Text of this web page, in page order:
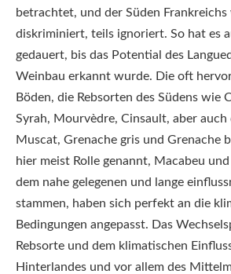
betrachtet, und der Süden
diskriminiert, teils ignoriert. So hat es
gedauert, bis das Potential des
Weinbau erkannt wurde. Die oft
Böden, die Rebsorten des Südens wie
Syrah, Mourvèdre, Cinsault, aber
Muscat, Grenache gris und Grenache
hier meist Rolle genannt, Macabeu
dem nahe gelegenen und lange
stammen, haben sich perfekt an die
Bedingungen angepasst. Das
Rebsorte und dem klimatischen
Hinterlandes und vor allem des